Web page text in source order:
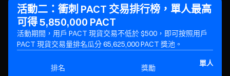
活動二：衝刺 PACT 交易排行榜，單人最高
可得 5,850,000 PACT
活動期間，用戶 PACT 現貨交易不低於 $500，即可按照用戶
PACT 現貨交易量排名瓜分 65,625,000 PACT 獎池。
排名 獎勵
單人最低